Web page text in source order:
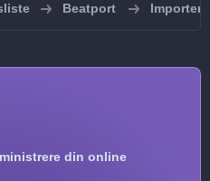
Beatport Importer
din online